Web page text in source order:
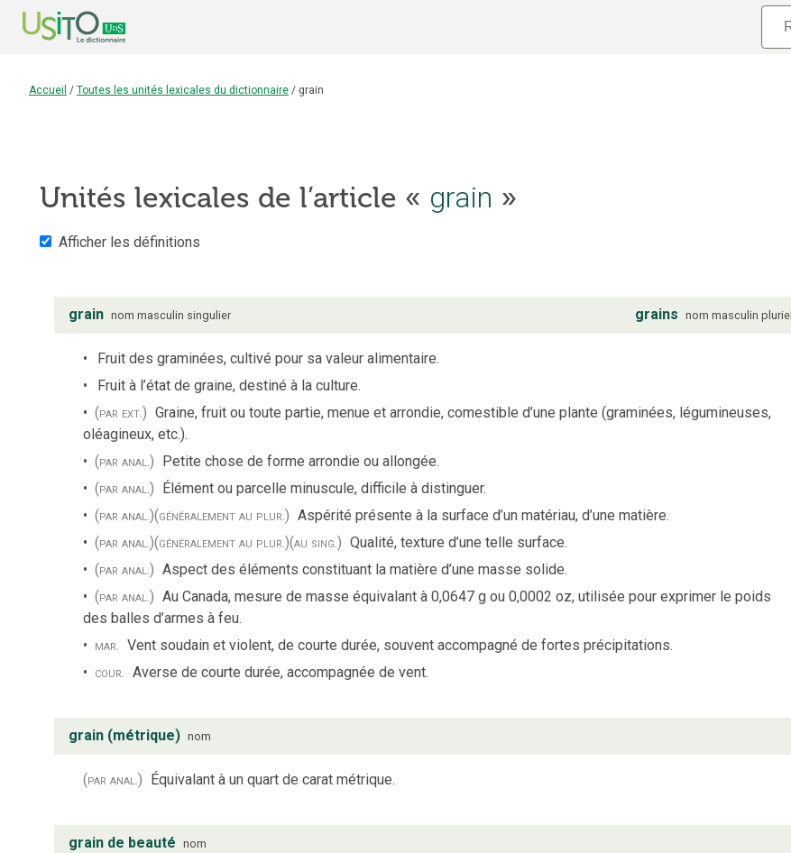
Accueil / Toutes les unités lexicales du dictionnaire / grain
Unités lexicales de l’article « grain »
Afficher les définitions
grain nom masculin singulier grains nom masculin pluriel
Fruit des graminées, cultivé pour sa valeur alimentaire.
Fruit à l’état de graine, destiné à la culture.
(par ext.) Graine, fruit ou toute partie, menue et arrondie, comestible d’une plante (graminées, légumineuses,
oléagineux, etc.).
(par anal.) Petite chose de forme arrondie ou allongée.
(par anal.) Élément ou parcelle minuscule, difficile à distinguer.
(par anal.)(généralement au plur.) Aspérité présente à la surface d’un matériau, d’une matière.
(par anal.)(généralement au plur.)(au sing.) Qualité, texture d’une telle surface.
(par anal.) Aspect des éléments constituant la matière d’une masse solide.
(par anal.) Au Canada, mesure de masse équivalant à 0,0647 g ou 0,0002 oz, utilisée pour exprimer le poids
des balles d’armes à feu.
mar. Vent soudain et violent, de courte durée, souvent accompagné de fortes précipitations.
cour. Averse de courte durée, accompagnée de vent.
grain (métrique) nom
(par anal.) Équivalant à un quart de carat métrique.
grain de beauté nom